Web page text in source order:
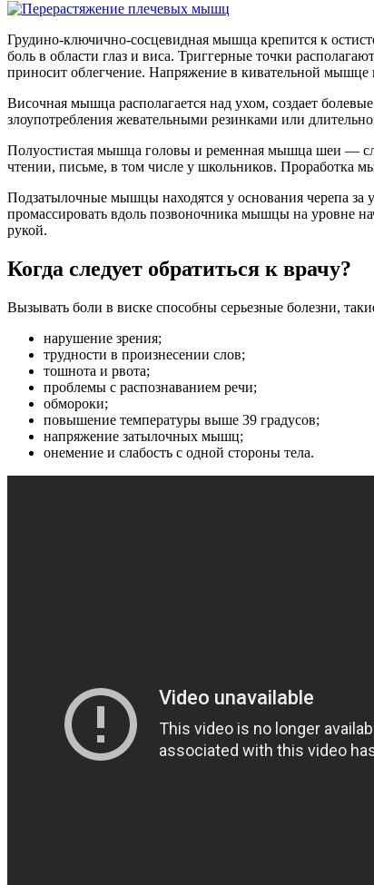
Грудино-ключично-сосцевидная мышца крепится к
боль в области глаз и виса. Триггерные точки
приносит облегчение. Напряжение в кивательной
Височная мышца располагается над ухом, создает
злоупотребления жевательными резинками или
Полуостистая мышца головы и ременная мышца шеи —
чтении, письме, в том числе у школьников. Проработка
Подзатылочные мышцы находятся у основания черепа за
промассировать вдоль позвоночника мышцы на уровне
рукой.
Когда следует обратиться к врачу?
Вызывать боли в виске способны серьезные болезни,
нарушение зрения;
трудности в произнесении слов;
тошнота и рвота;
проблемы с распознаванием речи;
обмороки;
повышение температуры выше 39 градусов;
напряжение затылочных мышц;
онемение и слабость с одной стороны тела.